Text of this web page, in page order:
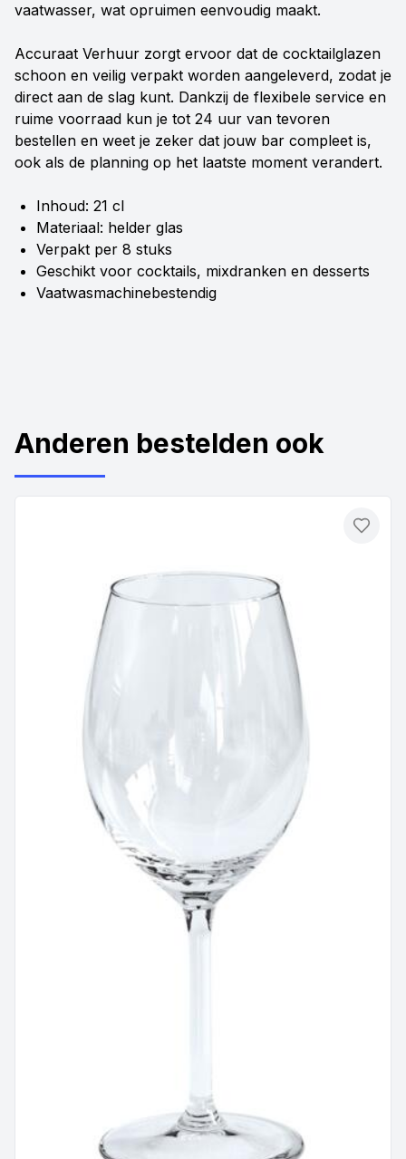
vaatwasser, wat opruimen eenvoudig maakt.
Accuraat Verhuur zorgt ervoor dat de cocktailglazen
schoon en veilig verpakt worden aangeleverd, zodat je
direct aan de slag kunt. Dankzij de flexibele service en
ruime voorraad kun je tot 24 uur van tevoren
bestellen en weet je zeker dat jouw bar compleet is,
ook als de planning op het laatste moment verandert.
Inhoud: 21 cl
Materiaal: helder glas
Verpakt per 8 stuks
Geschikt voor cocktails, mixdranken en desserts
Vaatwasmachinebestendig
Anderen bestelden ook